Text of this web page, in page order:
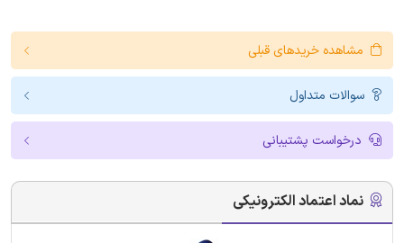
مشاهده خریدهای قبلی
سوالات متداول
درخواست پشتیبانی
نماد اعتماد الکترونیکی